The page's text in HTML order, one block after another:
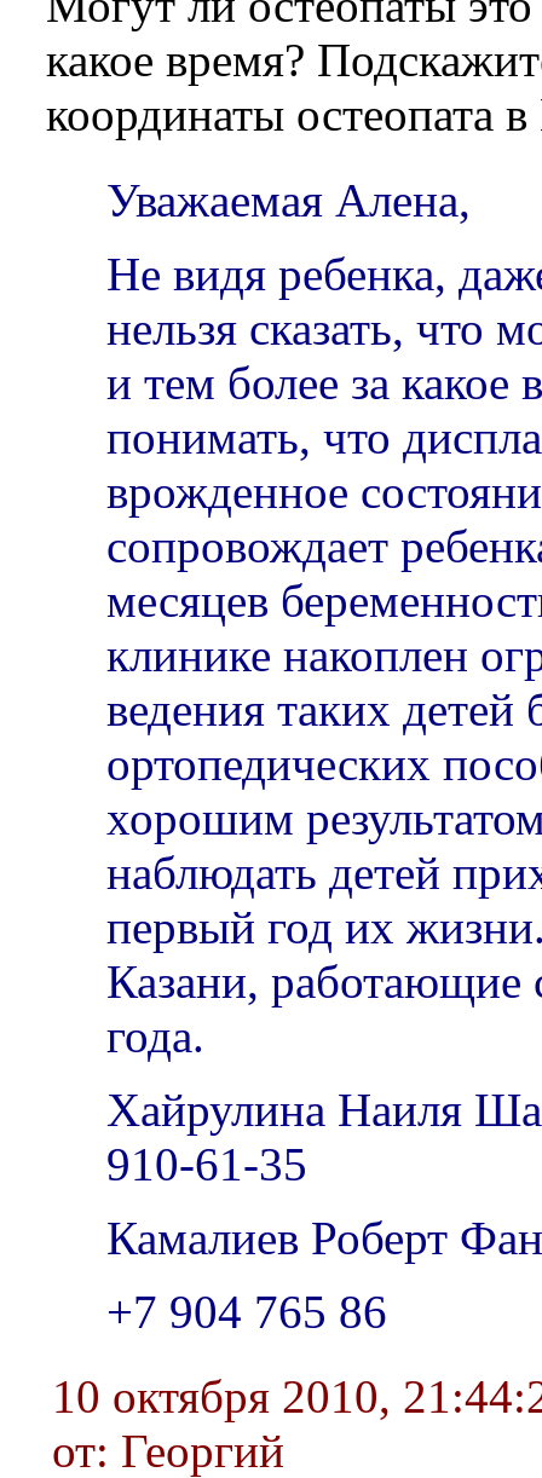
какое время?
координаты остеопата
Уважаемая Алена,
Не видя ребенка,
нельзя сказать, что
и тем более за
понимать, что
врожденное
сопровождает
месяцев
клинике накоплен
ведения таких детей
ортопедических
хорошим
наблюдать детей
первый год их
Казани, работающие
года.
Хайрулина Наиля
910-61-35
Камалиев Роберт
+7 904 765 86
10 октября 2010,
от: Георгий